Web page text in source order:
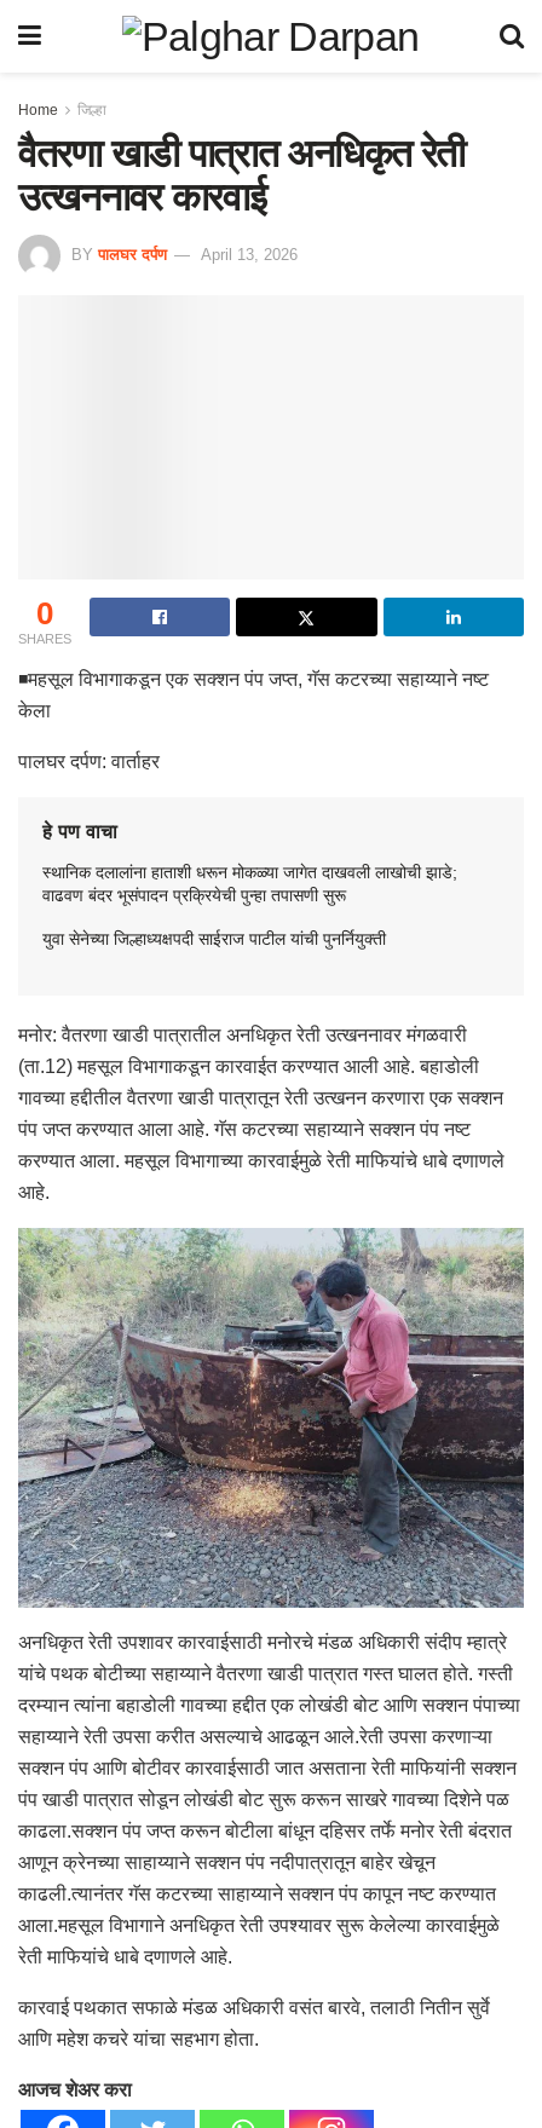
Home जिल्हा
वैतरणा खाडी पात्रात अनधिकृत रेती
उत्खननावर कारवाई
BY पालघर दर्पण April 13, 2026
0
SHARES
◾महसूल विभागाकडून एक सक्शन पंप जप्त, गॅस कटरच्या सहाय्याने नष्ट
केला
पालघर दर्पण: वार्ताहर
हे पण वाचा
स्थानिक दलालांना हाताशी धरून मोकळ्या जागेत दाखवली लाखोची झाडे;
वाढवण बंदर भूसंपादन प्रक्रियेची पुन्हा तपासणी सुरू
युवा सेनेच्या जिल्हाध्यक्षपदी साईराज पाटील यांची पुनर्नियुक्ती
मनोर: वैतरणा खाडी पात्रातील अनधिकृत रेती उत्खननावर मंगळवारी
(ता.12) महसूल विभागाकडून कारवाईत करण्यात आली आहे. बहाडोली
गावच्या हद्दीतील वैतरणा खाडी पात्रातून रेती उत्खनन करणारा एक सक्शन
पंप जप्त करण्यात आला आहे. गॅस कटरच्या सहाय्याने सक्शन पंप नष्ट
करण्यात आला. महसूल विभागाच्या कारवाईमुळे रेती माफियांचे धाबे दणाणले
आहे.
अनधिकृत रेती उपशावर कारवाईसाठी मनोरचे मंडळ अधिकारी संदीप म्हात्रे
यांचे पथक बोटीच्या सहाय्याने वैतरणा खाडी पात्रात गस्त घालत होते. गस्ती
दरम्यान त्यांना बहाडोली गावच्या हद्दीत एक लोखंडी बोट आणि सक्शन पंपाच्या
सहाय्याने रेती उपसा करीत असल्याचे आढळून आले.रेती उपसा करणाऱ्या
सक्शन पंप आणि बोटीवर कारवाईसाठी जात असताना रेती माफियांनी सक्शन
पंप खाडी पात्रात सोडून लोखंडी बोट सुरू करून साखरे गावच्या दिशेने पळ
काढला.सक्शन पंप जप्त करून बोटीला बांधून दहिसर तर्फे मनोर रेती बंदरात
आणून क्रेनच्या साहाय्याने सक्शन पंप नदीपात्रातून बाहेर खेचून
काढली.त्यानंतर गॅस कटरच्या साहाय्याने सक्शन पंप कापून नष्ट करण्यात
आला.महसूल विभागाने अनधिकृत रेती उपश्यावर सुरू केलेल्या कारवाईमुळे
रेती माफियांचे धाबे दणाणले आहे.
कारवाई पथकात सफाळे मंडळ अधिकारी वसंत बारवे, तलाठी नितीन सुर्वे
आणि महेश कचरे यांचा सहभाग होता.
आजच शेअर करा